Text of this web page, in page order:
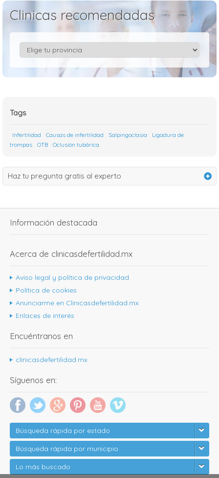
Clinicas recomendadas
Tags
Infertilidad Causas de infertilidad Salpingoclasia
Ligadura de
trompas
OTB Oclusión tubárica
Haz tu pregunta gratis al experto
Información destacada
Acerca de clinicasdefertilidad.mx
Aviso legal y política de privacidad
Política de cookies
Anunciarme en Clinicasdefertilidad.mx
Enlaces de interés
Encuéntranos en
clinicasdefertilidad.mx
Síguenos en:
Búsqueda rápida por estado
Búsqueda rápida por municipio
Lo más buscado